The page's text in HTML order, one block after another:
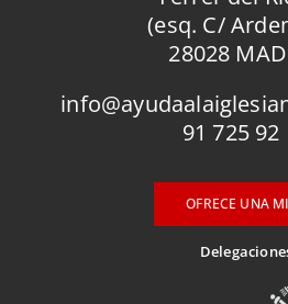
(esq. C/
28028
91 725 92
OFRECE UNA